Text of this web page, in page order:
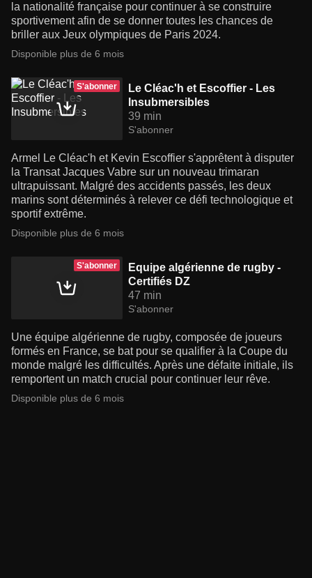
la nationalité française pour continuer à se construire
sportivement afin de se donner toutes les chances de
briller aux Jeux olympiques de Paris 2024.
Disponible plus de 6 mois
S'abonner
Le Cléac'h et Escoffier - Les
Insubmersibles
39 min
S'abonner
Armel Le Cléac'h et Kevin Escoffier s'apprêtent à disputer
la Transat Jacques Vabre sur un nouveau trimaran
ultrapuissant. Malgré des accidents passés, les deux
marins sont déterminés à relever ce défi technologique et
sportif extrême.
Disponible plus de 6 mois
S'abonner
Equipe algérienne de rugby -
Certifiés DZ
47 min
S'abonner
Une équipe algérienne de rugby, composée de joueurs
formés en France, se bat pour se qualifier à la Coupe du
monde malgré les difficultés. Après une défaite initiale, ils
remportent un match crucial pour continuer leur rêve.
Disponible plus de 6 mois